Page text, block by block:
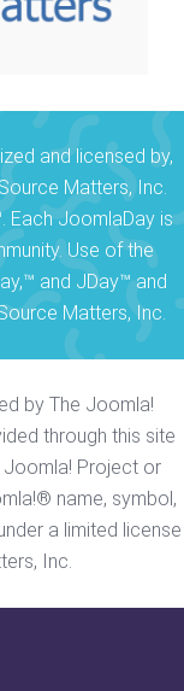
and licensed by,
Matters, Inc.
Each JoomlaDay is
Use of the
and JDay™ and
Matters, Inc.
by The Joomla!
through this site
Project or
name, symbol,
a limited license
Inc.